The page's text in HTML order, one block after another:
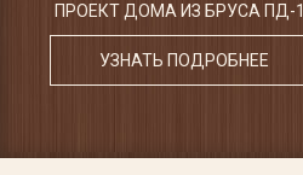
ПРОЕКТ ДОМА ИЗ БРУСА ПД-
УЗНАТЬ ПОДРОБНЕЕ